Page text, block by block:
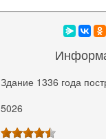
Здание 1336 года
5026